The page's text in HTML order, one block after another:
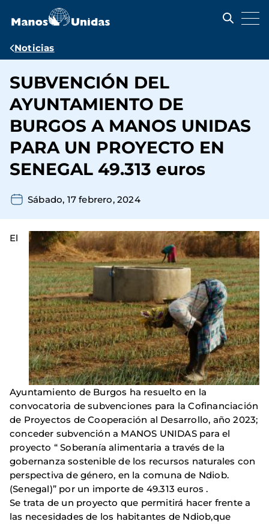
contenido
Ruta
navegación
Noticias
SUBVENCIÓN DEL
AYUNTAMIENTO DE
BURGOS A MANOS UNIDAS
PARA UN PROYECTO EN
SENEGAL 49.313 euros
Sábado, 17 febrero, 2024
El
Ayuntamiento de Burgos ha resuelto en la
convocatoria de subvenciones para la Cofinanciación
de Proyectos de Cooperación al Desarrollo, año 2023;
conceder subvención a MANOS UNIDAS para el
proyecto “ Soberanía alimentaria a través de la
gobernanza sostenible de los recursos naturales con
perspectiva de género, en la comuna de Ndiob.
(Senegal)” por un importe de 49.313 euros .
Se trata de un proyecto que permitirá hacer frente a
las necesidades de los habitantes de Ndiob,que